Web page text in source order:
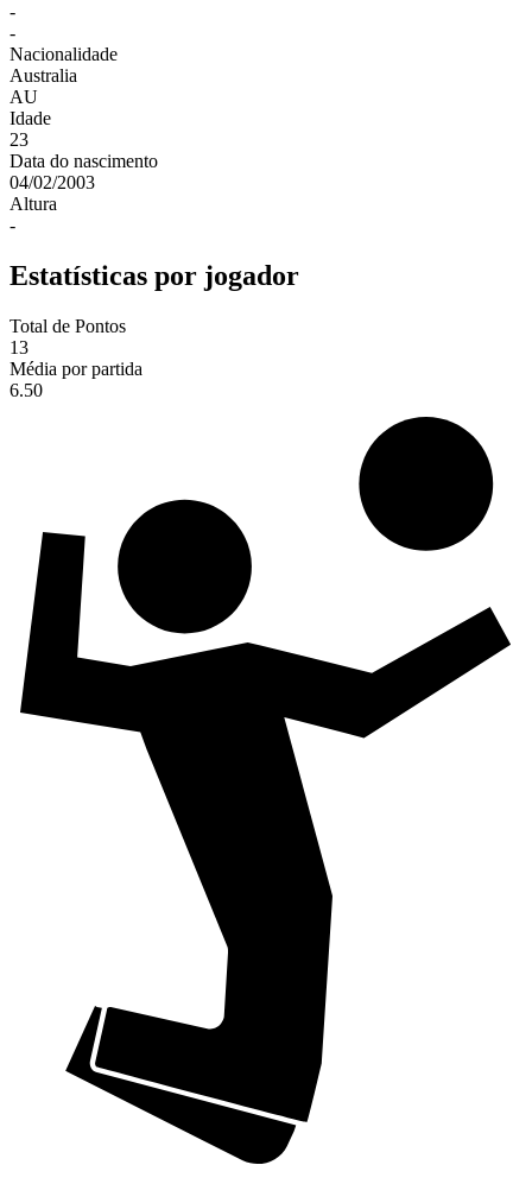
-
-
Nacionalidade
Australia
AU
Idade
23
Data do nascimento
04/02/2003
Altura
-
Estatísticas por jogador
Total de Pontos
13
Média por partida
6.50